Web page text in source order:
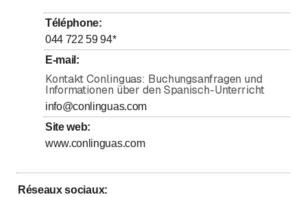
Mercredi
8:00- jusqu’à
20:30
Jeudi
Vendredi
Samedi
Fermé
Dimanche
Téléphone:
044 722 59 94*
E-mail :
Kontakt Conlinguas: Buchungsanfragen und
Informationen über den Spanisch-Unterricht
info@conlinguas.com
Site web:
www.conlinguas.com
Réseaux sociaux: